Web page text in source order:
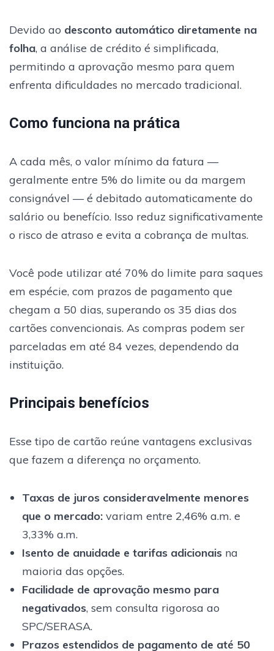
Devido ao desconto automático diretamente na
folha, a análise de crédito é simplificada,
permitindo a aprovação mesmo para quem
enfrenta dificuldades no mercado tradicional.
Como funciona na prática
A cada mês, o valor mínimo da fatura —
geralmente entre 5% do limite ou da margem
consignável — é debitado automaticamente do
salário ou benefício. Isso reduz significativamente
o risco de atraso e evita a cobrança de multas.
Você pode utilizar até 70% do limite para saques
em espécie, com prazos de pagamento que
chegam a 50 dias, superando os 35 dias dos
cartões convencionais. As compras podem ser
parceladas em até 84 vezes, dependendo da
instituição.
Principais benefícios
Esse tipo de cartão reúne vantagens exclusivas
que fazem a diferença no orçamento.
Taxas de juros consideravelmente menores
que o mercado:variam entre 2,46% a.m. e
3,33% a.m.
Isento de anuidade e tarifas adicionaisna
maioria das opções.
Facilidade de aprovação mesmo para
negativados, sem consulta rigorosa ao
SPC/SERASA.
Prazos estendidos de pagamento de até 50